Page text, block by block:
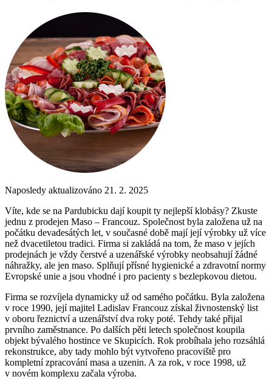
Naposledy aktualizováno 21. 2. 2025
Víte, kde se na Pardubicku dají koupit ty nejlepší klobásy? Zkuste
jednu z prodejen Maso – Francouz. Společnost byla založena už na
počátku devadesátých let, v současné době mají její výrobky už více
než dvacetiletou tradici. Firma si zakládá na tom, že maso v jejích
prodejnách je vždy čerstvé a uzenářské výrobky neobsahují žádné
náhražky, ale jen maso. Splňují přísné hygienické a zdravotní normy
Evropské unie a jsou vhodné i pro pacienty s bezlepkovou dietou.
Firma se rozvíjela dynamicky už od samého počátku. Byla založena
v roce 1990, její majitel Ladislav Francouz získal živnostenský list
v oboru řeznictví a uzenářství dva roky poté. Tehdy také přijal
prvního zaměstnance. Po dalších pěti letech společnost koupila
objekt bývalého hostince ve Skupicích. Rok probíhala jeho rozsáhlá
rekonstrukce, aby tady mohlo být vytvořeno pracoviště pro
kompletní zpracování masa a uzenin. A za rok, v roce 1998, už
v novém komplexu začala výroba.